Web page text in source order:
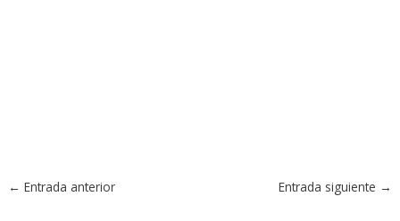
← Entrada anterior Entrada siguiente →